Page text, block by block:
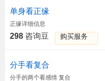
单身看正缘
正缘详细信息
298 咨询豆 购买服务
分手看复合
分手的两个看感情 复合